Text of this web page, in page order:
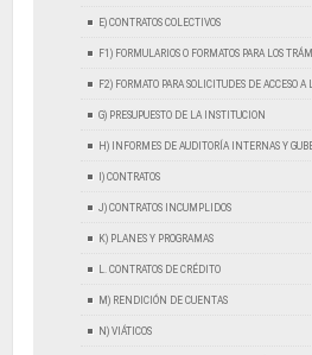
E) CONTRATOS COLECTIVOS
F1) FORMULARIOS O FORMATOS PARA LOS
F2) FORMATO PARA SOLICITUDES DE ACCESO
G) PRESUPUESTO DE LA INSTITUCION
H) INFORMES DE AUDITORÍA INTERNAS Y
I) CONTRATOS
J) CONTRATOS INCUMPLIDOS
K) PLANES Y PROGRAMAS
L. CONTRATOS DE CRÉDITO
M) RENDICIÓN DE CUENTAS
N) VIÁTICOS